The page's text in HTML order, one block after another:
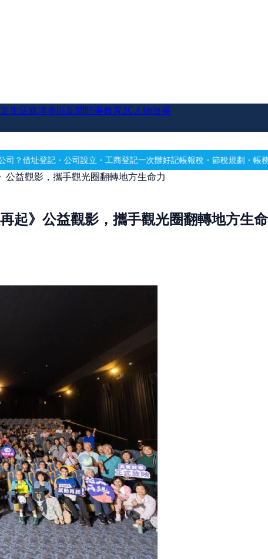
生活旗津專區新聞時事教育3C人物故事
立・工商登記一次辦好記帳報稅・節稅規劃・帳務健檢 借址登記・辦公
益觀影，攜手觀光圈翻轉地方生命力
起》公益觀影，攜手觀光圈翻轉地方生